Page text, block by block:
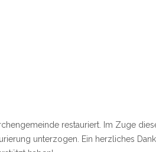
restauriert. Im Zuge
unterzogen. Ein herzliches